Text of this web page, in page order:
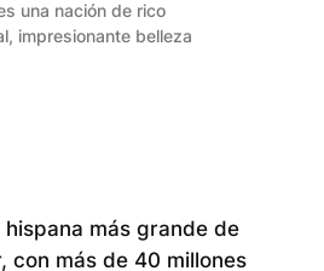
una nación de rico
impresionante belleza
hispana más grande de
con más de 40 millones